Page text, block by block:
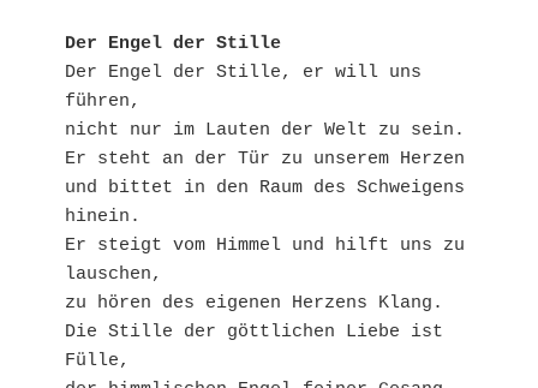
Der Engel der Stille
Der Engel der Stille, er will uns
führen,
nicht nur im Lauten der Welt zu sein.
Er steht an der Tür zu unserem Herzen
und bittet in den Raum des Schweigens
hinein.
Er steigt vom Himmel und hilft uns zu
lauschen,
zu hören des eigenen Herzens Klang.
Die Stille der göttlichen Liebe ist
Fülle,